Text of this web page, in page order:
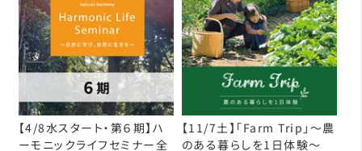
【4/8水スタート・第６期】ハ
ーモニックライフセミナー全
【11/7土】「Farm Trip」～農
のある暮らしを1日体験～